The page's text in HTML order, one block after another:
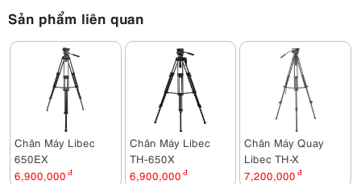
Sản phẩm liên quan
Chân Máy Libec
650EX
6,900,000 đ
Chân Máy Libec
TH-650X
6,900,000 đ
Chân Máy Quay
Libec TH-X
7,200,000 đ